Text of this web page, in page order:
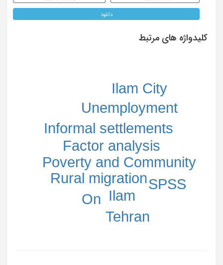
دانلود
کلیدواژه های مرتبط
Factor analysis
Informal settlements
Poverty and Community
Rural migration
Unemployment
Ilam
Ilam City
On
SPSS
Tehran